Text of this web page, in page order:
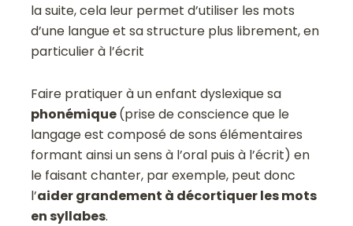
la suite, cela leur permet d’utiliser les mots
d’une langue et sa structure plus librement, en
particulier à l’écrit
Faire pratiquer à un enfant dyslexique sa
phonémique(prise de conscience que le
langage est composé de sons élémentaires
formant ainsi un sens à l’oral puis à l’écrit) en
le faisant chanter, par exemple, peut donc
l’aider grandement à décortiquer les mots
en syllabes.